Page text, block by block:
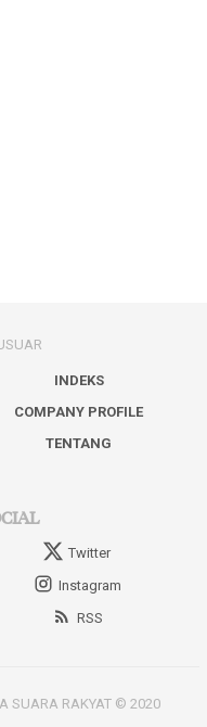
INDEKS
COMPANY PROFILE
TENTANG
Twitter
Instagram
RSS
SUARA RAKYAT © 2020